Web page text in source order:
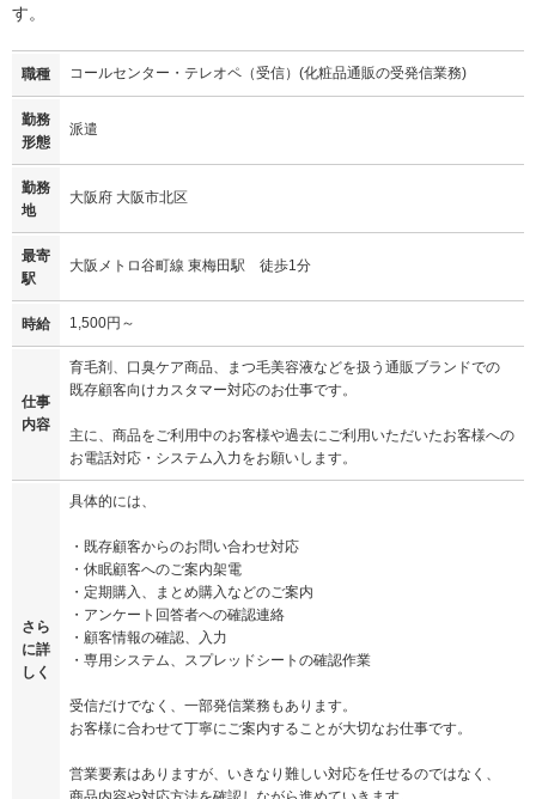
す。
職種 コールセンター・テレオペ（受信）(化粧品通販の受発信業務)
勤務
形態
派遣
勤務
地
大阪府 大阪市北区
最寄
駅
大阪メトロ谷町線 東梅田駅 徒歩1分
時給 1,500円～
仕事
内容
育毛剤、口臭ケア商品、まつ毛美容液などを扱う通販ブランドでの
既存顧客向けカスタマー対応のお仕事です。
主に、商品をご利用中のお客様や過去にご利用いただいたお客様への
お電話対応・システム入力をお願いします。
さら
に詳
しく
具体的には、
・既存顧客からのお問い合わせ対応
・休眠顧客へのご案内架電
・定期購入、まとめ購入などのご案内
・アンケート回答者への確認連絡
・顧客情報の確認、入力
・専用システム、スプレッドシートの確認作業
受信だけでなく、一部発信業務もあります。
お客様に合わせて丁寧にご案内することが大切なお仕事です。
営業要素はありますが、いきなり難しい対応を任せるのではなく、